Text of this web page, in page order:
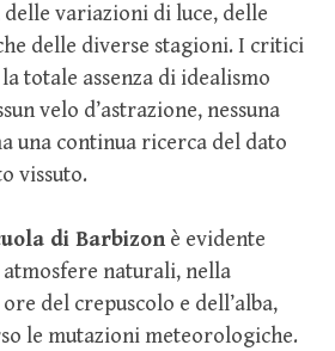
delle variazioni di luce, delle
delle diverse stagioni. I critici
totale assenza di idealismo
velo d’astrazione, nessuna
una continua ricerca del dato
vissuto.
di Barbizon è evidente
naturali, nella
del crepuscolo e dell’alba,
le mutazioni meteorologiche.